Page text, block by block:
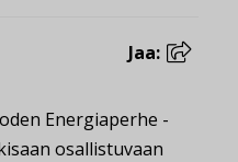
Jaa:
Energiaperhe -
osallistuvaan